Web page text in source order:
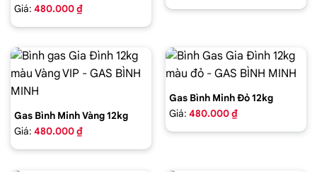
Giá: 480.000 ₫
Gas Bình Minh Vàng 12kg
Giá: 480.000 ₫
Gas Bình Minh Đỏ 12kg
Giá: 480.000 ₫